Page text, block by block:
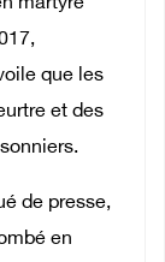
que les
et des
de presse,
en